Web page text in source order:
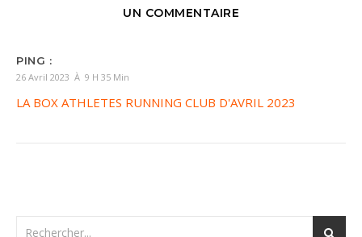
UN COMMENTAIRE
PING :
26 Avril 2023 À 9 H 35 Min
LA BOX ATHLETES RUNNING CLUB D'AVRIL 2023